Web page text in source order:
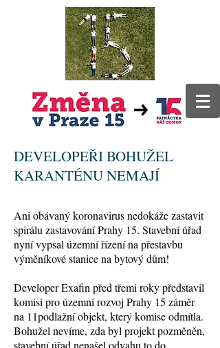
DEVELOPEŘI BOHUŽEL
KARANTÉNU NEMAJÍ
Ani obávaný koronavirus nedokáže zastavit
spirálu zastavování Prahy 15. Stavební úřad
nyní vypsal územní řízení na přestavbu
výměníkové stanice na bytový dům!
Developer Exafin před třemi roky představil
komisi pro územní rozvoj Prahy 15 záměr
na 11podlažní objekt, který komise odmítla.
Bohužel nevíme, zda byl projekt pozměněn,
stavební úřad nenašel odvahu to do